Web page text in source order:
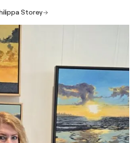
Storey